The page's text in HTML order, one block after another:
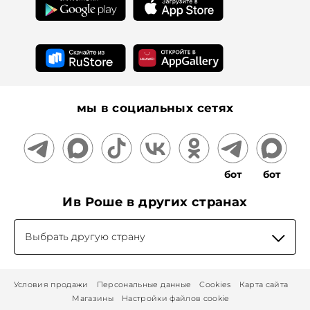
На информационном ресурсе применяются
рекомендательные технологии
мы в социальных сетях
бот бот
Ив Роше в других странах
Выбрать другую страну
Условия продажи Персональные данные Cookies
Карта сайта
Магазины
Настройки файлов cookie